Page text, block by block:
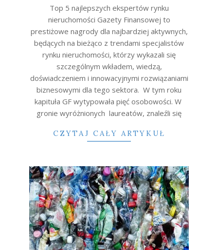
Top 5 najlepszych ekspertów rynku
nieruchomości Gazety Finansowej to
prestiżowe nagrody dla najbardziej aktywnych,
będących na bieżąco z trendami specjalistów
rynku nieruchomości, którzy wykazali się
szczególnym wkładem, wiedzą,
doświadczeniem i innowacyjnymi rozwiązaniami
biznesowymi dla tego sektora. W tym roku
kapituła GF wytypowała pięć osobowości. W
gronie wyróżnionych laureatów, znaleźli się
CZYTAJ CAŁY ARTYKUŁ